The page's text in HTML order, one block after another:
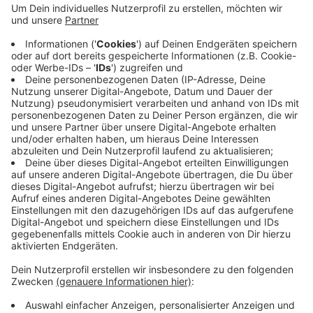
Verkehrsproblemen kommen. Unter anderem
tauschen Kreis Euskirchen und Stadt Schleiden
Wasserrohre und Leitungen aus, anschließend
machen sie die Asphaltdecke wieder schön. Die
Straße hat viele Schäden und geflickte
Schlaglöcher. Die Arbeiten sind in mehrere Phasen
unterteilt. Los geht es demnach am Straßenende
Richtung Urftsee.
Veröffentlicht:Mittwoch, 26.06.2019 09:12
Anzeige